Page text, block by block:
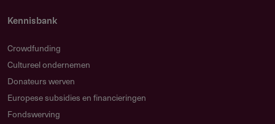
Waar is deze subsidie beschikbaar?
Wereldwijd. Projecten kunnen overal ter wereld
plaatsvinden. Je hebt wel een bankrekening nodig die
elektronische betalingen in Amerikaanse dollars kan
ontvangen.
Kennisbank
Crowdfunding
Cultureel ondernemen
Donateurs werven
Europese subsidies en financieringen
Fondswerving